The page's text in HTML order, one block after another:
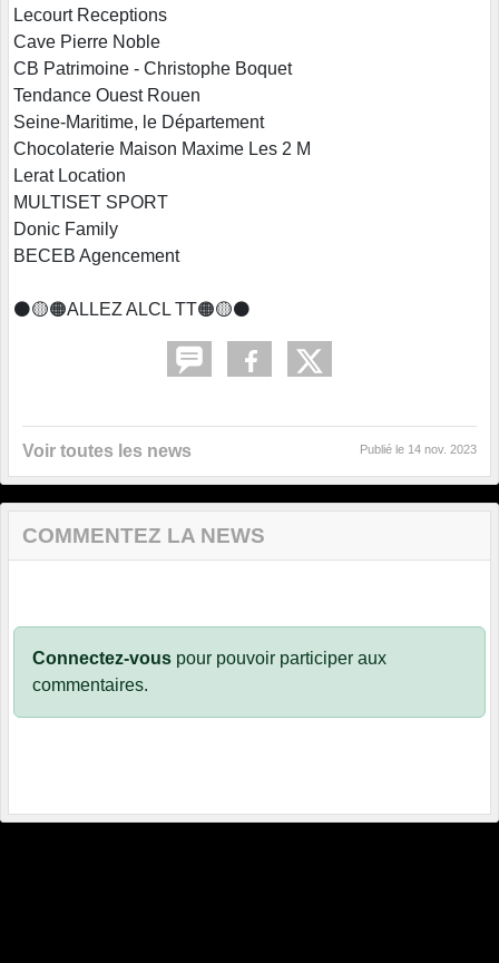
Lecourt Receptions
Cave Pierre Noble
CB Patrimoine - Christophe Boquet
Tendance Ouest Rouen
Seine-Maritime, le Département
Chocolaterie Maison Maxime Les 2 M
Lerat Location
MULTISET SPORT
Donic Family
BECEB Agencement
⚫️🟡🟠ALLEZ ALCL TT🟠🟡⚫️
Voir toutes les news Publié le 14 nov. 2023
COMMENTEZ LA NEWS
Connectez-vous pour pouvoir participer aux
commentaires.